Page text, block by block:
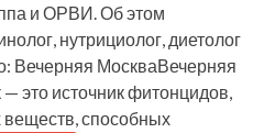
и ОРВИ. Об этом
нутрициолог, диетолог
Вечерняя МоскваВечерняя
это источник фитонцидов,
веществ, способных